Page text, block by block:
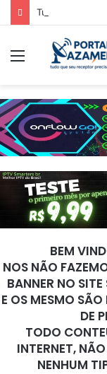
Tuning P920
BEM
NOS NÃO
BANNER NO
E OS MESMO
DE
TODO
INTERNET,
NENHUM